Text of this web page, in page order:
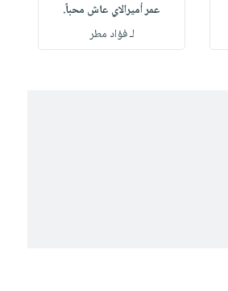
عمر أميرالاي عاش محباً.
لـ فؤاد مطر